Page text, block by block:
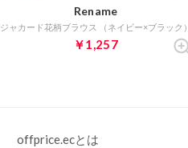
Rename
ジャカード花柄ブラウス （ネイビー×ブラック）
￥1,257
offprice.ecとは